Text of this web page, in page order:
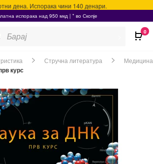
дена. Испорака чини 140 денари.
испорака над 950 мкд | * во Скопје
search
Стручна литература Медицина
курс
0